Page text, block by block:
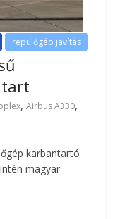
repülőgép javítás
tart
,Airbus A330,
karbantartó
magyar